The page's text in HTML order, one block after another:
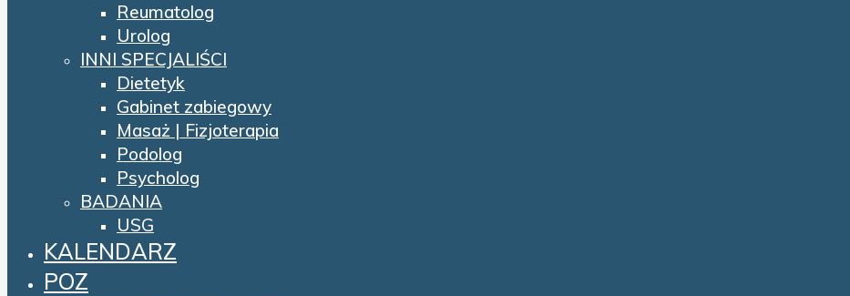
Reumatolog
Urolog
INNI SPECJALIŚCI
Dietetyk
Gabinet zabiegowy
Masaż | Fizjoterapia
Podolog
Psycholog
BADANIA
USG
KALENDARZ
POZ